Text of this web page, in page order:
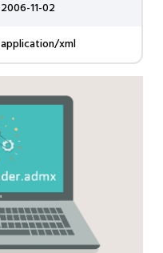
2006-11-02
application/xml